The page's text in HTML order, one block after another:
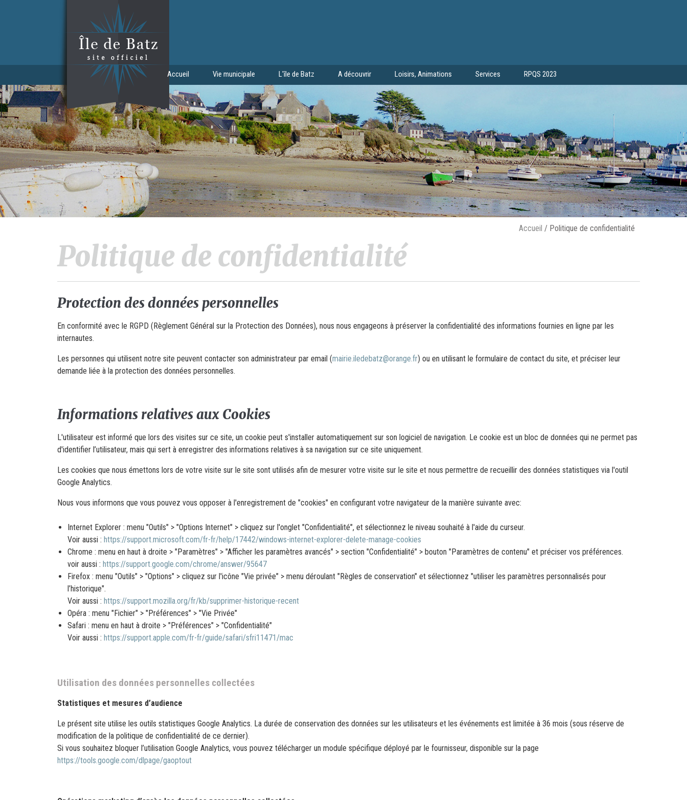
Accueil Vie municipale L'île de Batz A découvrir Loisirs, Animations Services RPQS 2023
Accueil / Politique de confidentialité
Politique de confidentialité
Protection des données personnelles
En conformité avec le RGPD (Règlement Général sur la Protection des Données), nous nous engageons à préserver la confidentialité des informations fournies en ligne par les
internautes.
Les personnes qui utilisent notre site peuvent contacter son administrateur par email (mairie.iledebatz@orange.fr) ou en utilisant le formulaire de contact du site, et préciser leur
demande liée à la protection des données personnelles.
Informations relatives aux Cookies
L'utilisateur est informé que lors des visites sur ce site, un cookie peut s'installer automatiquement sur son logiciel de navigation. Le cookie est un bloc de données qui ne permet pas
d'identifier l’utilisateur, mais qui sert à enregistrer des informations relatives à sa navigation sur ce site uniquement.
Les cookies que nous émettons lors de votre visite sur le site sont utilisés afin de mesurer votre visite sur le site et nous permettre de recueillir des données statistiques via l'outil
Google Analytics.
Nous vous informons que vous pouvez vous opposer à l'enregistrement de "cookies" en configurant votre navigateur de la manière suivante avec:
Internet Explorer : menu "Outils" > "Options Internet" > cliquez sur l'onglet "Confidentialité", et sélectionnez le niveau souhaité à l'aide du curseur.
Voir aussi : https://support.microsoft.com/fr-fr/help/17442/windows-internet-explorer-delete-manage-cookies
Chrome : menu en haut à droite > "Paramètres" > "Afficher les paramètres avancés" > section "Confidentialité" > bouton "Paramètres de contenu" et préciser vos préférences.
voir aussi : https://support.google.com/chrome/answer/95647
Firefox : menu "Outils" > "Options" > cliquez sur l'icône "Vie privée" > menu déroulant "Règles de conservation" et sélectionnez "utiliser les paramètres personnalisés pour
l’historique".
Voir aussi : https://support.mozilla.org/fr/kb/supprimer-historique-recent
Opéra : menu "Fichier" > "Préférences" > "Vie Privée"
Safari : menu en haut à droite > "Préférences" > "Confidentialité"
Voir aussi : https://support.apple.com/fr-fr/guide/safari/sfri11471/mac
Utilisation des données personnelles collectées
Statistiques et mesures d’audience
Le présent site utilise les outils statistiques Google Analytics. La durée de conservation des données sur les utilisateurs et les événements est limitée à 36 mois (sous réserve de
modification de la politique de confidentialité de ce dernier).
Si vous souhaitez bloquer l’utilisation Google Analytics, vous pouvez télécharger un module spécifique déployé par le fournisseur, disponible sur la page
https://tools.google.com/dlpage/gaoptout